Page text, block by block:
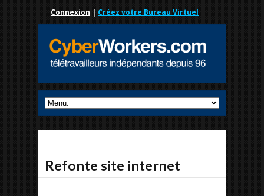
Connexion | Créez votre Bureau Virtuel
Refonte site internet